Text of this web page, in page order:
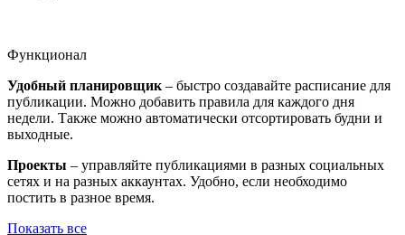
Функционал
Удобный планировщик – быстро создавайте расписание для
публикации. Можно добавить правила для каждого дня
недели. Также можно автоматически отсортировать будни и
выходные.
Проекты – управляйте публикациями в разных социальных
сетях и на разных аккаунтах. Удобно, если необходимо
постить в разное время.
Показать все